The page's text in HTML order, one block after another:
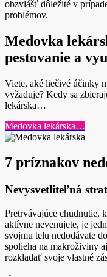
obzvlášť dôležité v
problémov.
Medovka
pestovanie a
Viete, aké liečivé účinky
vyžaduje? Kedy sa
lekárska…
Medovka lekárska…
7 príznakov
Nevysvetliteľná
Pretrvávajúce chudnutie,
aktívne nevenujete, je
svojmu telu nedodávate
spolieha na makroživiny
rozkladať svoje vlastné